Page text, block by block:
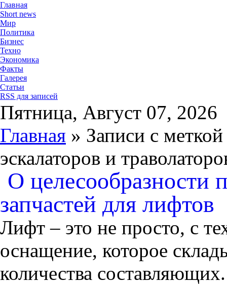
Главная
Short news
Мир
Политика
Бизнес
Техно
Экономика
Факты
Галерея
Статьи
RSS для записей
Пятница, Август 07, 2026
Главная » Записи с
эскалаторов и
О целесообразности
запчастей для лифтов
Лифт – это не просто, с
оснащение, которое
количества